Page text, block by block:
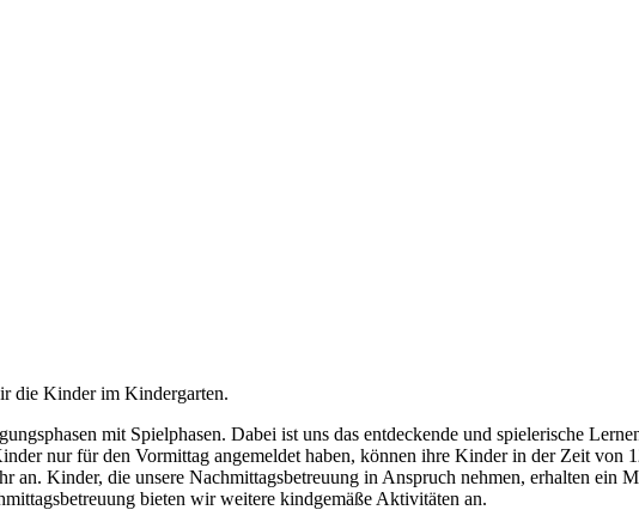
die Kinder im Kindergarten.
mit Spielphasen. Dabei ist uns das entdeckende und spielerische
nur für den Vormittag angemeldet haben, können ihre Kinder in der Zeit
an. Kinder, die unsere Nachmittagsbetreuung in Anspruch nehmen, erhalten ein
bieten wir weitere kindgemäße Aktivitäten an.